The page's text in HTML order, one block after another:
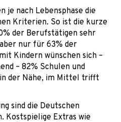
je nach Lebensphase die
Kriterien. So ist die kurze
der Berufstätigen sehr
nur für 63% der
Kindern wünschen sich –
– 82% Schulen und
der Nähe, im Mittel trifft
sind die Deutschen
Kostspielige Extras wie